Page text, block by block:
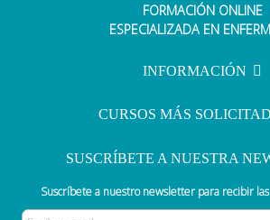
La enfermería de
FORMACIÓN ONLINE
ESPECIALIZADA EN
INFORMACIÓN
CURSOS MÁS
SUSCRÍBETE A NUESTRA
Suscríbete a nuestro newsletter para recibir